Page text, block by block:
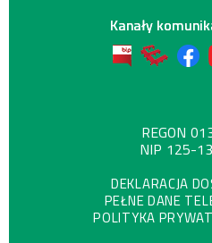
Kanały
REGON
NIP 125-
DEKLARACJA
PEŁNE DANE
POLITYKA